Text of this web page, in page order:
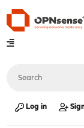
Log in